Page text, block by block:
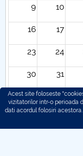
9 10
16 17
23 24
30 31
Acest site foloseste
vizitatorilor intr-o perioada
dati acordul folosiri